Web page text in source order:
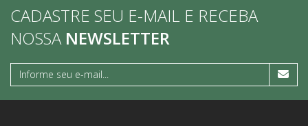
CADASTRE SEU E-MAIL E RECEBA
NOSSA NEWSLETTER